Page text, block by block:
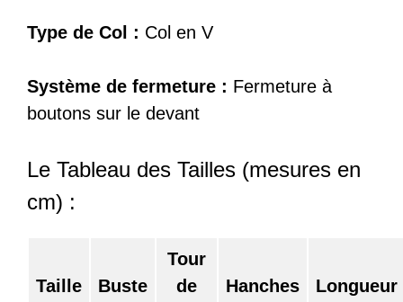
Type de Col : Col en V
Système de fermeture : Fermeture à
boutons sur le devant
Le Tableau des Tailles (mesures en
cm) :
Taille Buste
Tour
de
Hanches Longueur